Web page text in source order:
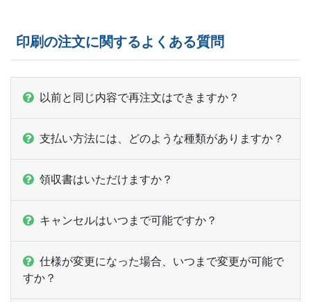
印刷の注文に関するよくある質問
以前と同じ内容で再注文はできますか？
支払い方法には、どのような種類がありますか？
領収書はいただけますか？
キャンセルはいつまで可能ですか？
仕様が変更になった場合、いつまで変更が可能で
すか？